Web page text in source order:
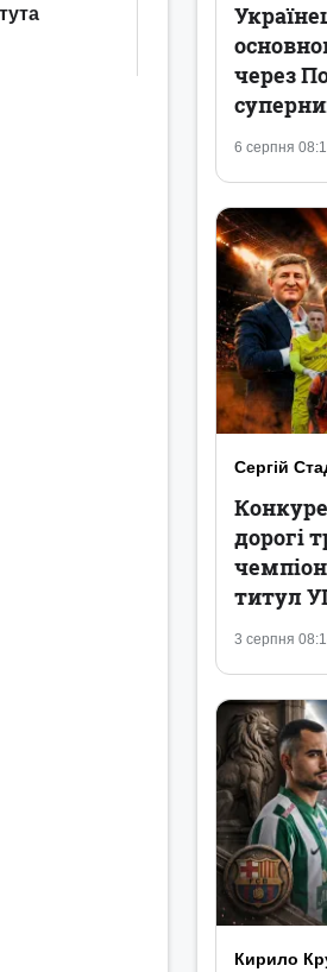
6 серпня
через
Сергій
3 серпня
дорогі
титул
Кирило